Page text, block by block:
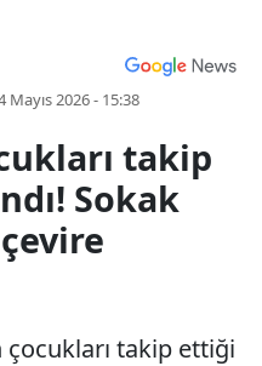
Mayıs 2026 - 15:38
takip
Sokak
takip ettiği